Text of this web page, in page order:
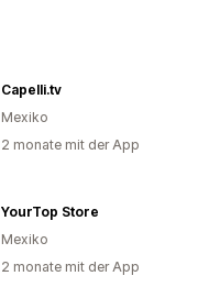
Capelli.tv
Mexiko
2 monate mit der App
YourTop Store
Mexiko
2 monate mit der App